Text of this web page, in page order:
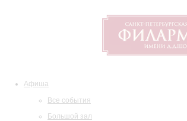
Афиша
Все события
Большой зал